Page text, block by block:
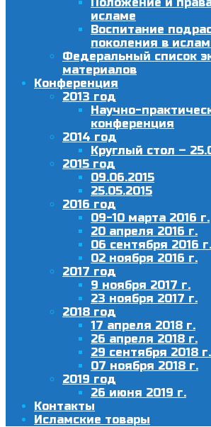
исламе
Воспитание
поколения в
Федеральный список
материалов
Конференция
2013 год
Научно-
конференция
2014 год
Круглый стол –
2015 год
09.06.2015
25.05.2015
2016 год
09-10 марта 2016 г.
20 апреля 2016 г.
06 сентября 2016 г.
02 ноября 2016 г.
2017 год
9 ноября 2017 г.
23 ноября 2017 г.
2018 год
17 апреля 2018 г.
26 апреля 2018 г.
29 сентября 2018 г.
07 ноября 2018 г.
2019 год
26 июня 2019 г.
Контакты
Исламские товары